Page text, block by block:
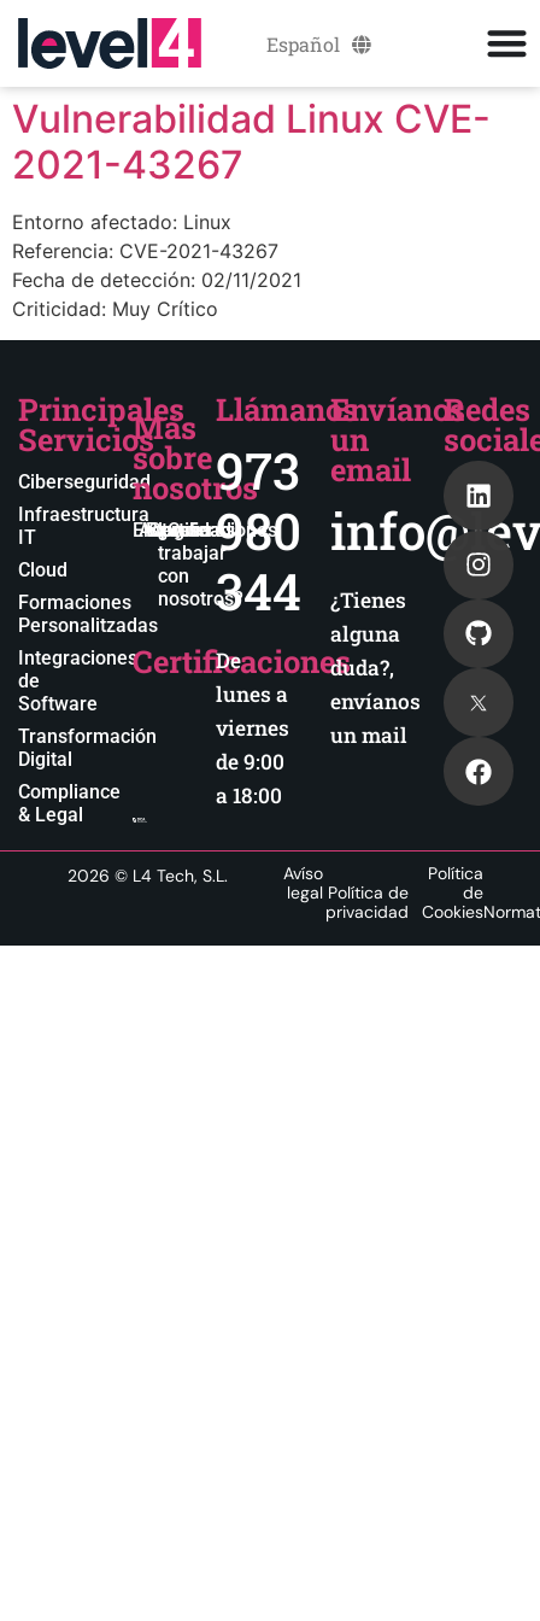
Español
Català
Vulnerabilidad Linux CVE-
2021-43267
Entorno afectado: Linux
Referencia: CVE-2021-43267
Fecha de detección: 02/11/2021
Criticidad: Muy Crítico
Principales
Servicios
Ciberseguridad
Infraestructura
IT
Cloud
Formaciones
Personalitzadas
Integraciones
de
Software
Transformación
Digital
Compliance
& Legal
Más
sobre
nosotros
Empresa
Actualidad
Blog
Certificaciones
¿Quieres
trabajar
con
nosotros?
Certificaciones
Llámanos
973
980
344
De
lunes a
viernes
de 9:00
a 18:00
Envíanos
un
email
¿Tienes
alguna
duda?,
envíanos
un mail
Redes
2026 © L4 Tech, S.L.
Avíso
legal Política de
privacidad
Política
de
Cookies